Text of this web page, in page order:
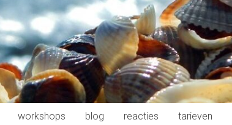
workshops blog reacties tarieven